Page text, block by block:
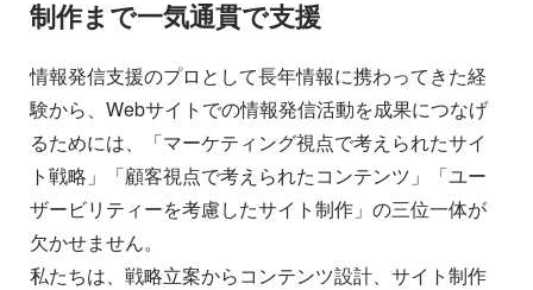
制作まで一気通貫で支援
情報発信支援のプロとして長年情報に携わってきた経
験から、Webサイトでの情報発信活動を成果につなげ
るためには、「マーケティング視点で考えられたサイ
ト戦略」「顧客視点で考えられたコンテンツ」「ユー
ザービリティーを考慮したサイト制作」の三位一体が
欠かせません。
私たちは、戦略立案からコンテンツ設計、サイト制作